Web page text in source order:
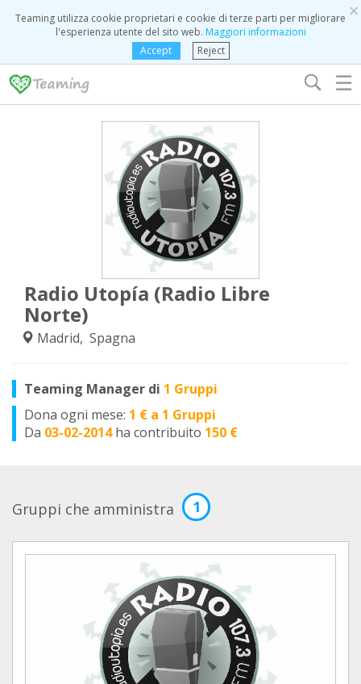
×
Teaming utilizza cookie proprietari e cookie di terze parti per migliorare
l'esperienza utente del sito web. Maggiori informazioni
Accept
Reject
☰
Radio Utopía (Radio Libre
Norte)
Madrid, Spagna
Teaming Manager di 1 Gruppi
Dona ogni mese: 1 € a 1 Gruppi
Da 03-02-2014 ha contribuito 150 €
Gruppi che amministra 1